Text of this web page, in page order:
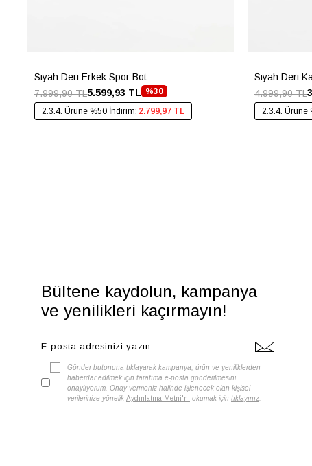
Siyah Deri Erkek Spor Bot
%30
5.599,93 TL
7.999,90 TL
2.3.4. Ürüne %50 İndirim: 2.799,97 TL
Siyah Deri
4.999,90 TL
2.3.4. Ürüne
Bültene kaydolun, kampanya
ve yenilikleri kaçırmayın!
Gönder butonuna tıklayarak kampanya, ürün ve yeniliklerden
haberdar edilmek için tarafıma e-posta gönderilmesini
onaylıyorum. Onay vermeniz halinde işlenecek olan kişisel
verilerinize yönelik Aydınlatma Metni'ni okumak için tıklayınız